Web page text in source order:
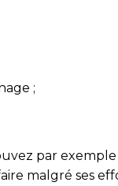
;
par
malgré ses